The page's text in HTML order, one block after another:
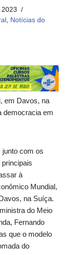
, Notícias do
em Davos, na
democracia em
com os
à
Mundial,
na Suíça.
do Meio
Fernando
que o modelo
do